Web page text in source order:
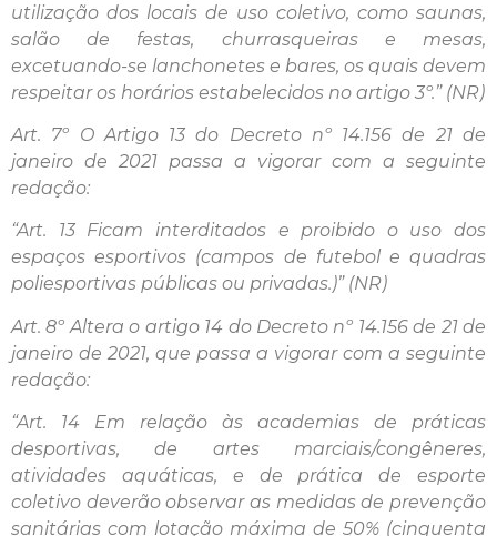
utilização dos locais de uso coletivo, como saunas,
salão de festas, churrasqueiras e mesas,
excetuando-se lanchonetes e bares, os quais devem
respeitar os horários estabelecidos no artigo 3º.” (NR)
Art. 7º O Artigo 13 do Decreto nº 14.156 de 21 de
janeiro de 2021 passa a vigorar com a seguinte
redação:
“Art. 13 Ficam interditados e proibido o uso dos
espaços esportivos (campos de futebol e quadras
poliesportivas públicas ou privadas.)” (NR)
Art. 8º Altera o artigo 14 do Decreto nº 14.156 de 21 de
janeiro de 2021, que passa a vigorar com a seguinte
redação:
“Art. 14 Em relação às academias de práticas
desportivas, de artes marciais/congêneres,
atividades aquáticas, e de prática de esporte
coletivo deverão observar as medidas de prevenção
sanitárias com lotação máxima de 50% (cinquenta